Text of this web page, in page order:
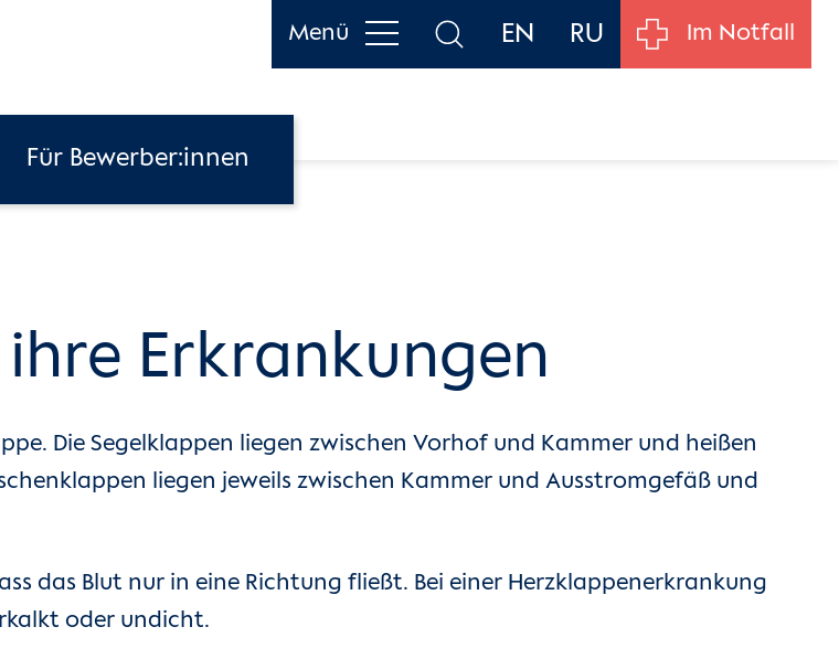
Menü EN RU Im Notfall
Für Bewerber:innen
Erkrankungen
Die Segelklappen liegen zwischen Vorhof und Kammer und heißen
liegen jeweils zwischen Kammer und Ausstromgefäß und
das Blut nur in eine Richtung fließt. Bei einer Herzklappenerkrankung
oder undicht.